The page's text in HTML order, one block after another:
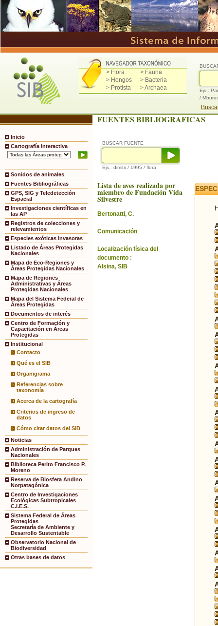
> Flora
> Fauna
> Hongos
> Bacteria
> Protista
> Archaea
Ejs.:
/
Inicio
Cartografía interactiva
Sonidos de animales
Fuentes Bibliográficas
GPS, SIG y Teledetección
Espacial
Investigaciones científicas en
las AP
Registros de colecciones y
relevamientos
Especies exóticas invasoras
Listado de Áreas Protegidas
Nacionales
Mapa de Eco-Regiones y
Áreas Protegidas Nacionales
Mapa de Regiones
Administrativas y Áreas
Protegidas Nacionales
Mapa del Sistema Federal de
Áreas Protegidas
Documentos de interés
Centro de Formación y
Capacitación en Áreas
Protegidas
Institucional
Contacto
Qué es el SIB
Organigrama
Referencias sobre
taxonomía
Acerca de la cartografía
Criterios de ingreso de
datos
Cómo citar datos del SIB
Noticias
Administración de Parques
Nacionales
Biblioteca Perito Francisco P.
Moreno
Reserva de Biosfera Andino
Norpatagónica
Centro de Investigaciones
Ecológicas Subtropicales
C.I.E.S.
Sistema Federal de Áreas
Protegidas
Secretaría de Ambiente y
Desarrollo Sustentable
Observatorio Nacional de
Biodiversidad
Otras bases de datos
FUENTES BIBLIOGRAFICAS
BUSCAR FUENTE
Ejs.: dimitri / 1995 / flora
Lista de aves realizada por
miembro de Fundación Vida
Silvestre
Bertonatti, C.
Comunicación
Localización física del
documento :
Alsina, SIB